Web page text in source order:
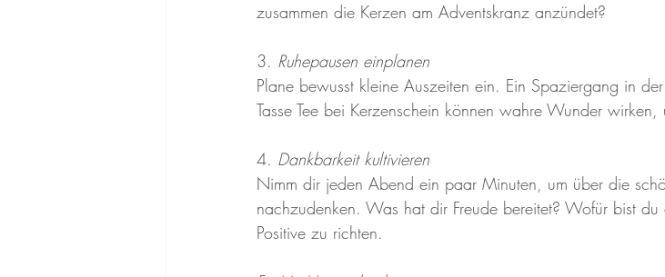
zusammen die Kerzen am Adventskranz anzündet?
3. Ruhepausen einplanen
Plane bewusst kleine Auszeiten ein. Ein Spaziergang in
Tasse Tee bei Kerzenschein können wahre Wunder
4. Dankbarkeit kultivieren
Nimm dir jeden Abend ein paar Minuten, um über die
nachzudenken. Was hat dir Freude bereitet? Wofür bist
Positive zu richten.